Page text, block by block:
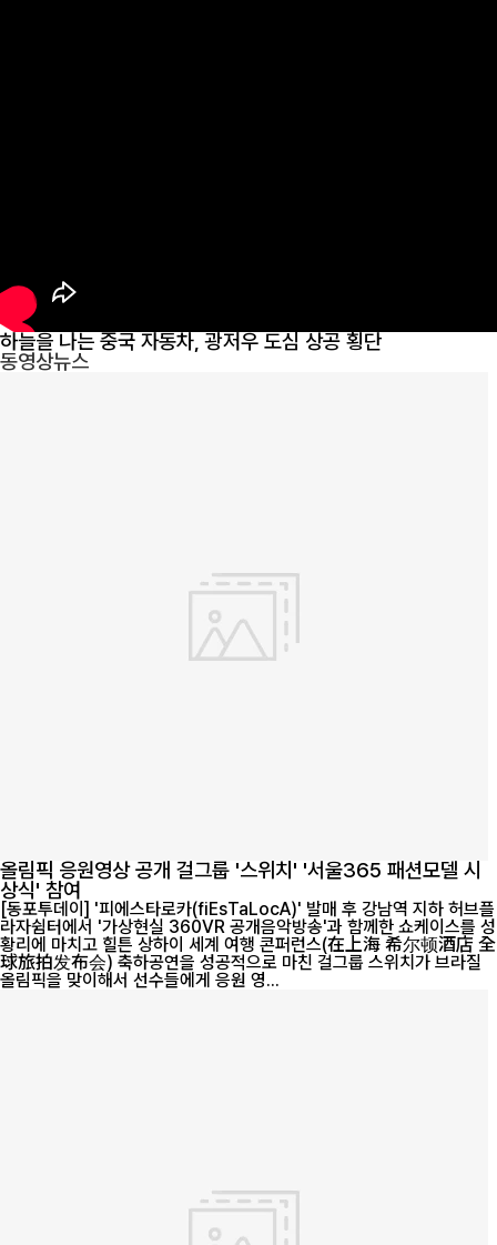
하늘을 나는 중국 자동차, 광저우 도심 상공 횡단
동영상뉴스
올림픽 응원영상 공개 걸그룹 '스위치' '서울365 패션모델 시
상식' 참여
[동포투데이] '피에스타로카(fiEsTaLocA)' 발매 후 강남역 지하 허브플
라자쉼터에서 '가상현실 360VR 공개음악방송'과 함께한 쇼케이스를 성
황리에 마치고 힐튼 상하이 세계 여행 콘퍼런스(在上海 希尔顿酒店 全
球旅拍发布会) 축하공연을 성공적으로 마친 걸그룹 스위치가 브라질
올림픽을 맞이해서 선수들에게 응원 영...